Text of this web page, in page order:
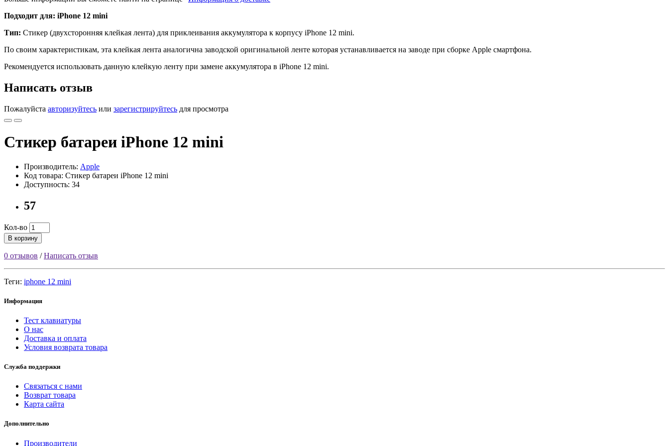
Подходит для: iPhone 12 mini
Тип: Стикер (двухсторонняя клейкая лента) для приклеивания аккумулятора к корпусу iPhone 12 mini.
По своим характеристикам, эта клейкая лента аналогична заводской оригинальной ленте которая устанавливается на заводе при сборке Apple смартфона.
Рекомендуется использовать данную клейкую ленту при замене аккумулятора в iPhone 12 mini.
Написать отзыв
Пожалуйста авторизуйтесь или зарегистрируйтесь для просмотра
Стикер батареи iPhone 12 mini
Производитель: Apple
Код товара: Стикер батареи iPhone 12 mini
Доступность: 34
57
Кол-во
В корзину
0 отзывов /Написать отзыв
Теги: iphone 12 mini
Информация
Тест клавиатуры
О нас
Доставка и оплата
Условия возврата товара
Служба поддержки
Связаться с нами
Возврат товара
Карта сайта
Дополнительно
Производители